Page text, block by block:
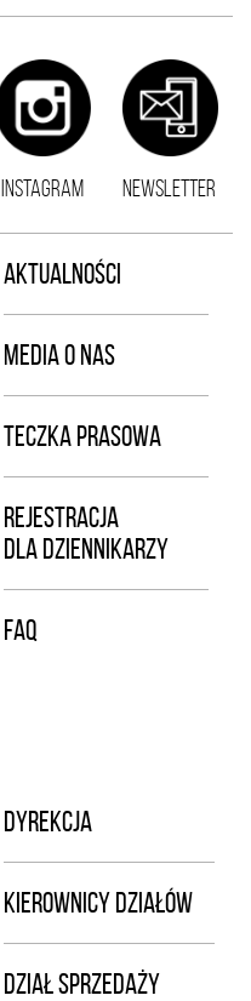
INSTAGRAM NEWSLETTER
AKTUALNOŚCI
MEDIA O NAS
TECZKA PRASOWA
REJESTRACJA
DLA DZIENNIKARZY
FAQ
DYREKCJA
KIEROWNICY DZIAŁÓW
DZIAŁ SPRZEDAŻY